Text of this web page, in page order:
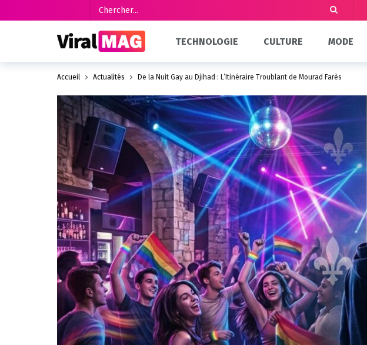
TECHNOLOGIE CULTURE MODE
Accueil Actualités De la Nuit Gay au Djihad : L’Itinéraire Troublant de Mourad Farès